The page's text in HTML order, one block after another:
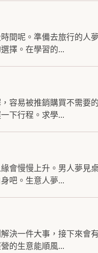
間呢。準備去旅行的人
擇。在學習的...
容易被推銷購買不需要
下行程。求學...
會慢慢上升。男人夢見
吧。生意人夢...
決一件大事，接下來會
的生意能順風...